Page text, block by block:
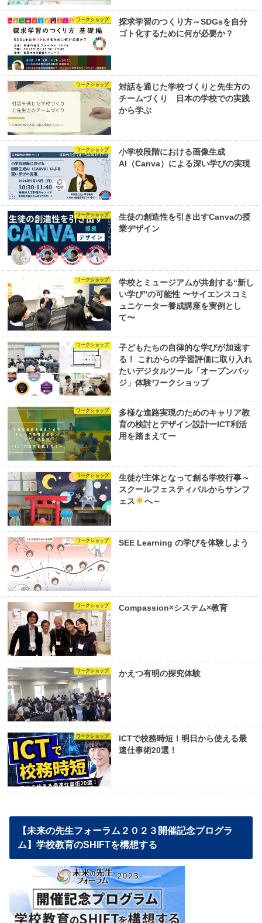
ワークショップ
探求学習のつくり方～SDGsを自分
ゴト化するために何が必要か？
ワークショップ
対話を通じた学校づくりと先生方の
チームづくり 日本の学校での実践
から学ぶ
ワークショップ
小学校段階における画像生成
AI（Canva）による深い学びの実現
ワークショップ
生徒の創造性を引き出すCanvaの授
業デザイン
ワークショップ
学校とミュージアムが共創する“新し
い学び”の可能性 〜サイエンスコミ
ュニケーター養成講座を実例とし
て〜
ワークショップ
子どもたちの自律的な学びが加速す
る！ これからの学習評価に取り入れ
たいデジタルツール「オープンバッ
ジ」体験ワークショップ
ワークショップ
多様な進路実現のためのキャリア教
育の検討とデザイン設計ーICT利活
用を踏まえてー
ワークショップ
生徒が主体となって創る学校行事～
スクールフェスティバルからサンフ
ェス
へ～
ワークショップ SEE Learning の学びを体験しよう
ワークショップ Compassion×システム×教育
ワークショップ かえつ有明の探究体験
ワークショップ
ICTで校務時短！明日から使える最
速仕事術20選！
【未来の先生フォーラム２０２３開催記念プログラ
ム】学校教育のSHIFTを構想する